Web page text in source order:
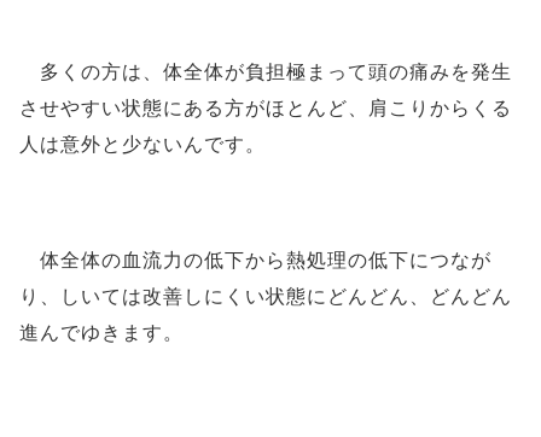
多くの方は、 体全体が負担極まって頭の痛みを発生
させやすい状態にある方がほとん ど、肩こりからくる
人は意外と少ないんです。
体全体の血流力の低下から熱処理の低下につなが
り、しいては改善しにくい状態にどんどん、どんどん
進んでゆきます。